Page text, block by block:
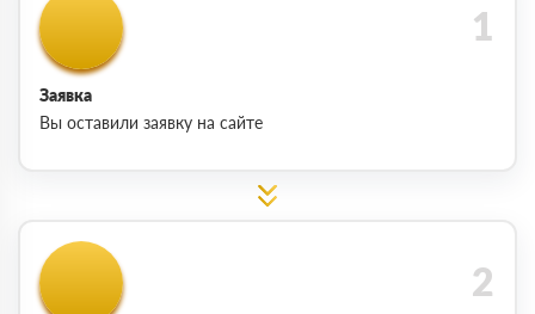
Заявка
Вы оставили заявку на сайте